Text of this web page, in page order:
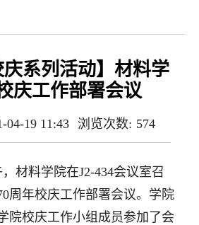
庆系列活动】材料学
庆工作部署会议
04-19 11:43 浏览次数: 574
材料学院在J2-434会议室召
周年校庆工作部署会议。学院
院校庆工作小组成员参加了会